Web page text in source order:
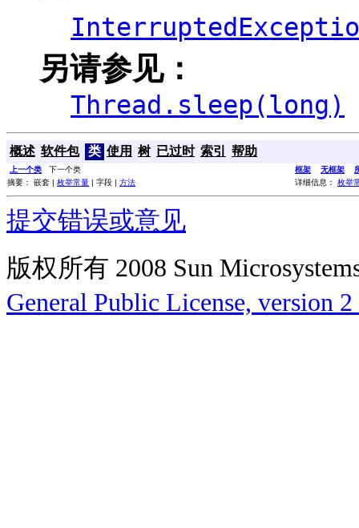
另请参见：
Thread.sleep(long)
概述 软件包 类 使用 树 已过时 索引 帮助
上一个类 下一个类 框架 无框架
摘要： 嵌套 | 枚举常量 | 字段 | 方法 详细信息： 枚举
提交错误或意见
版权所有 2008 Sun
General Public License, version